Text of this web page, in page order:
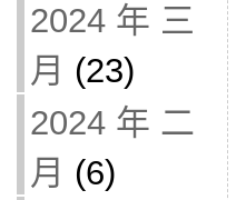
2024 年 三
月 (23)
2024 年 二
月 (6)